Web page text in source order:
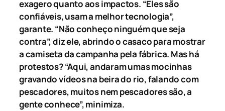
exagero quanto aos impactos. “Eles são
confiáveis, usam a melhor tecnologia”,
garante. “Não conheço ninguém que seja
contra”, diz ele, abrindo o casaco para mostrar
a camiseta da campanha pela fábrica. Mas há
protestos? “Aqui, andaram umas mocinhas
gravando vídeos na beira do rio, falando com
pescadores, muitos nem pescadores são, a
gente conhece”, minimiza.